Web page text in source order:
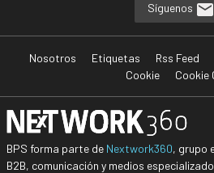
Síguenos
Nosotros Etiquetas Rss Feed
Cookie
Cookie
BPS forma parte de Nextwork360, grupo
B2B, comunicación y medios